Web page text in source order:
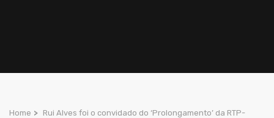
Home > Rui Alves foi o convidado do ‘Prolongamento’ da RTP-